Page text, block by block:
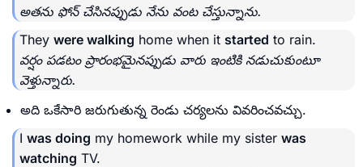
అతను ఫోన్ చేసినప్పుడు నేను వంట చేస్తున్నాను.
They were walking home when it started to rain.
వర్షం పడటం ప్రారంభమైనప్పుడు వారు ఇంటికి నడుచుకుంటూ
వెళ్తున్నారు.
అది ఒకేసారి జరుగుతున్న రెండు చర్యలను వివరించవచ్చు.
I was doing my homework while my sister was
watching TV.